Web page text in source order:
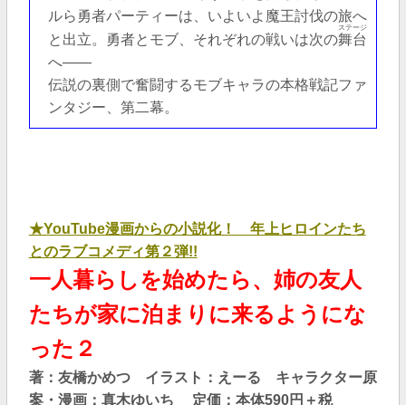
ルら勇者パーティーは、いよいよ魔王討伐の旅へ
と出立。勇者とモブ、それぞれの戦いは次の舞台
ステージ
へ――
伝説の裏側で奮闘するモブキャラの本格戦記ファ
ンタジー、第二幕。
★YouTube漫画からの小説化！ 年上ヒロインたち
とのラブコメディ第２弾!!
一人暮らしを始めたら、姉の友人
たちが家に泊まりに来るようにな
った２
著：友橋かめつ イラスト：えーる キャラクター原
案・漫画：真木ゆいち 定価：本体590円＋税